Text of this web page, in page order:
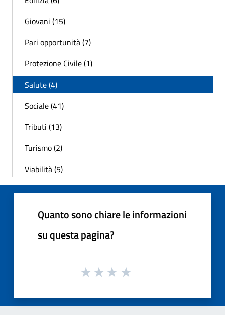
Giovani (15)
Pari opportunità (7)
Protezione Civile (1)
Salute (4)
Sociale (41)
Tributi (13)
Turismo (2)
Viabilità (5)
Quanto sono chiare le informazioni
su questa pagina?